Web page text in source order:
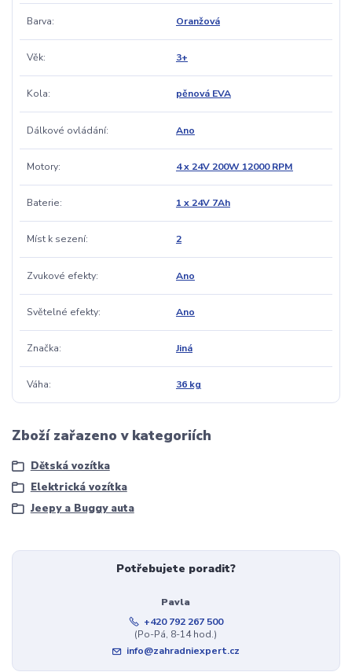
Barva Oranžová
Věk 3+
Kola pěnová EVA
Dálkové ovládání Ano
Motory 4 x 24V 200W 12000 RPM
Baterie 1 x 24V 7Ah
Míst k sezení 2
Zvukové efekty Ano
Světelné efekty Ano
Značka Jiná
Váha 36 kg
Zboží zařazeno v kategoriích
Dětská vozítka
Elektrická vozítka
Jeepy a Buggy auta
Potřebujete poradit?
Pavla
+420 792 267 500
(Po-Pá, 8-14 hod.)
info@zahradniexpert.cz